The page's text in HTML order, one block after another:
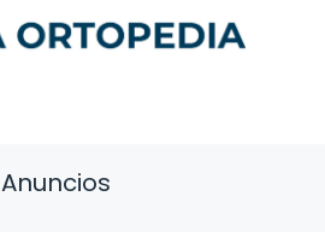
Anuncios